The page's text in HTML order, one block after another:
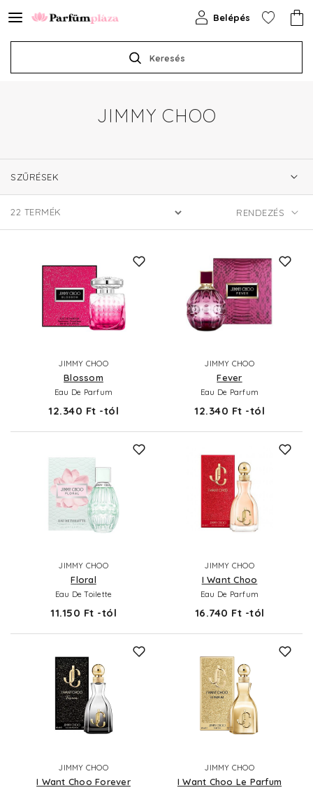
Keresés
Belépés
JIMMY CHOO
SZŰRÉSEK
22 TERMÉK
JIMMY CHOO
Blossom
Eau De Parfum
12.340 Ft -tól
JIMMY CHOO
Fever
Eau De Parfum
12.340 Ft -tól
JIMMY CHOO
Floral
Eau De Toilette
11.150 Ft -tól
JIMMY CHOO
I Want Choo
Eau De Parfum
16.740 Ft -tól
JIMMY CHOO
I Want Choo Forever
JIMMY CHOO
I Want Choo Le Parfum